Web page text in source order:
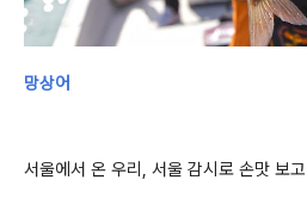
망상어
서울에서 온 우리, 서울 감시로 손맛 보